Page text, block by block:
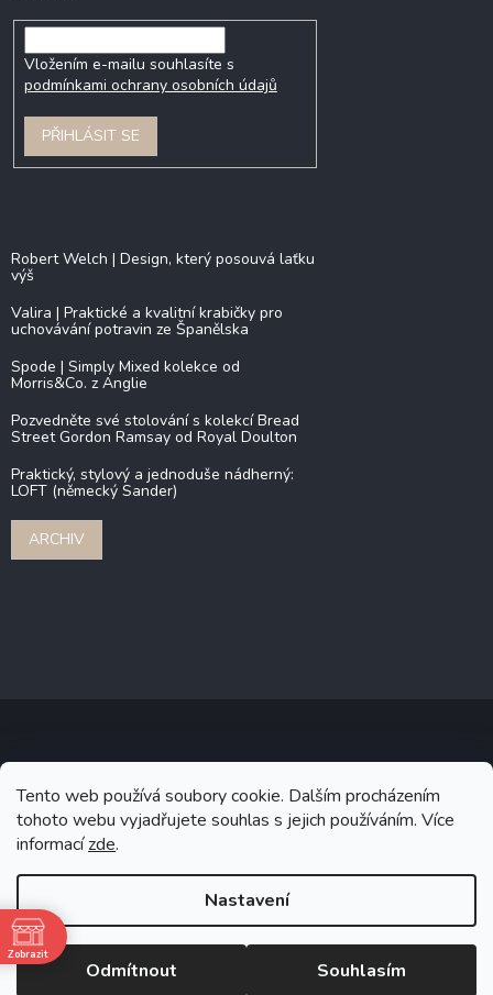
Tento web používá soubory cookie. Dalším procházením
tohoto webu vyjadřujete souhlas s jejich používáním. Více
informacízde.
Nastavení
Odmítnout Souhlasím
Vložením e-mailu souhlasíte s
podmínkami ochrany osobních údajů
PŘIHLÁSIT SE
Robert Welch | Design, který posouvá laťku
výš
Valira | Praktické a kvalitní krabičky pro
uchovávání potravin ze Španělska
Spode | Simply Mixed kolekce od
Morris&Co. z Anglie
Pozvedněte své stolování s kolekcí Bread
Street Gordon Ramsay od Royal Doulton
Praktický, stylový a jednoduše nádherný:
LOFT (německý Sander)
ARCHIV
Copyright 2026 Stonebridge . Všechna práva vyhrazena. Upravit
nastavení cookies
Grafický návrh vytvořil a na Shoptet implementoval
Shoptetak.cz.
Zobrazit